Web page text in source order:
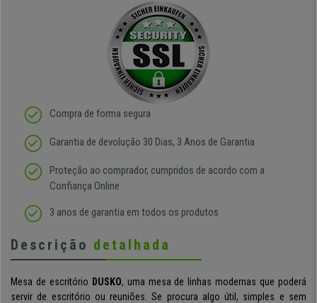
Compra de forma segura
Garantia de devolução 30 Dias, 3 Anos de Garantia
Proteção ao comprador, cumpridos de acordo com a
Confiança Online
3 anos de garantia em todos os produtos
Descrição detalhada
Mesa de escritório DUSKO, uma mesa de linhas modernas que poderá
servir de escritório ou reuniões. Se procura algo útil, simples e sem